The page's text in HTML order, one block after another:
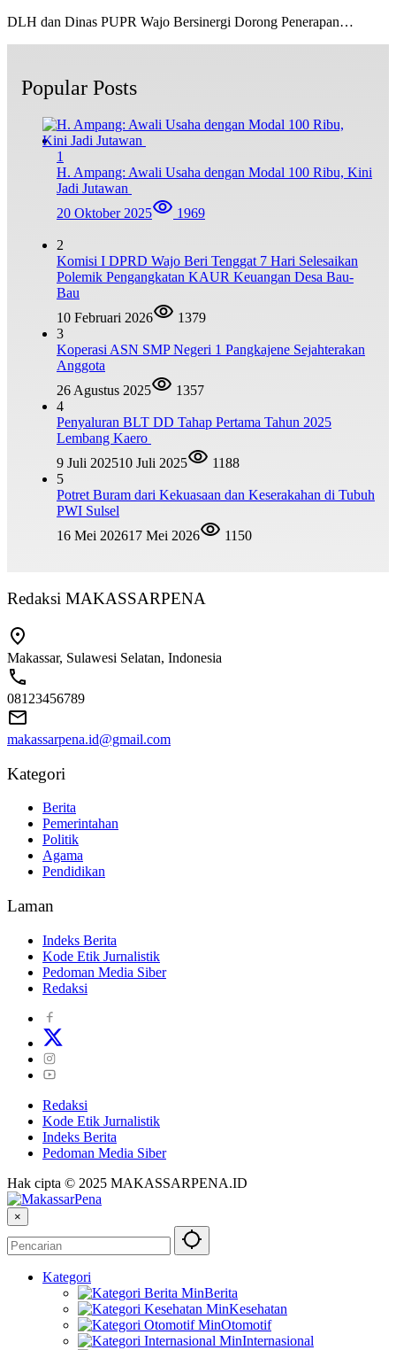
DLH dan Dinas PUPR Wajo Bersinergi Dorong Penerapan…
Popular Posts
1
H. Ampang: Awali Usaha dengan Modal 100 Ribu, Kini
Jadi Jutawan
20 Oktober 2025
1969
2
Komisi I DPRD Wajo Beri Tenggat 7 Hari Selesaikan
Polemik Pengangkatan KAUR Keuangan Desa Bau-
Bau
10 Februari 2026
1379
3
Koperasi ASN SMP Negeri 1 Pangkajene Sejahterakan
Anggota
26 Agustus 2025
1357
4
Penyaluran BLT DD Tahap Pertama Tahun 2025
Lembang Kaero
9 Juli 202510 Juli 2025
1188
5
Potret Buram dari Kekuasaan dan Keserakahan di Tubuh
PWI Sulsel
16 Mei 202617 Mei 2026 1150
Redaksi MAKASSARPENA
Makassar, Sulawesi Selatan, Indonesia
08123456789
makassarpena.id@gmail.com
Kategori
Berita
Pemerintahan
Politik
Agama
Pendidikan
Laman
Indeks Berita
Kode Etik Jurnalistik
Pedoman Media Siber
Redaksi
Redaksi
Kode Etik Jurnalistik
Indeks Berita
Pedoman Media Siber
Hak cipta © 2025 MAKASSARPENA.ID
×
Kategori
Berita
Kesehatan
Otomotif
Internasional